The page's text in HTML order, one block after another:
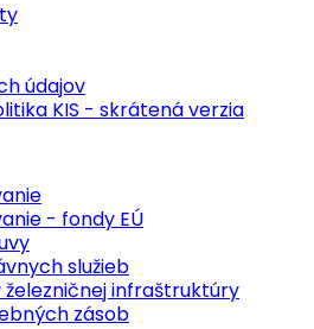
údajov
KIS - skrátená verzia
- fondy EÚ
služieb
infraštruktúry
zásob